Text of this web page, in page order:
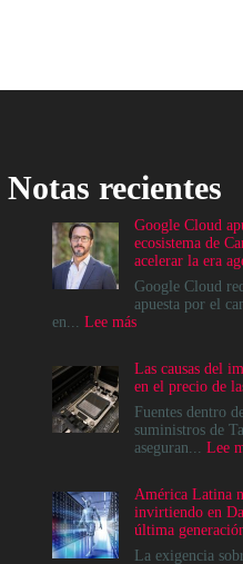
Notas recientes
Google Cloud
ecosistema de
acelerar la era
Google Cloud
apuesta por el
en... Lee más:
apuesta
por
el
ecosistema
de
acelerar
la
era
agéntica
Las causas del
en el precio de
Fuentes dentro
suministros de
aseguran... Lee
América Latina
invirtiendo en
última
La exigencia